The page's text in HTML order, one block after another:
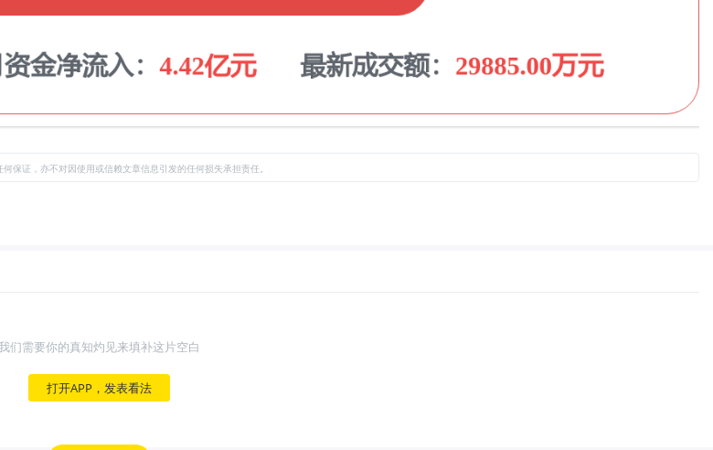
保证，亦不对因使用或信赖文章信息引发的任何损失承担责任。
们需要你的真知灼见来填补这片空白
打开APP，发表看法